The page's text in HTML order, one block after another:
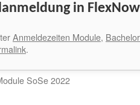
in
Anmeldezeiten Module, Bachelor
.
SoSe 2022